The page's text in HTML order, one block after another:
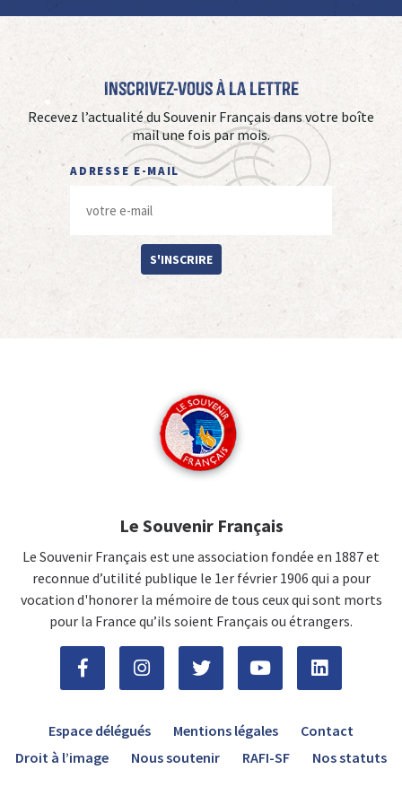
Inscrivez-vous à La Lettre
Recevez l’actualité du Souvenir Français dans votre boîte
mail une fois par mois.
ADRESSE E-MAIL
S'INSCRIRE
Le Souvenir Français
Le Souvenir Français est une association fondée en 1887 et
reconnue d’utilité publique le 1er février 1906 qui a pour
vocation d'honorer la mémoire de tous ceux qui sont morts
pour la France qu’ils soient Français ou étrangers.
Espace délégués Mentions légales
Contact
Droit à l’image
Nous soutenir RAFI-SF Nos statuts